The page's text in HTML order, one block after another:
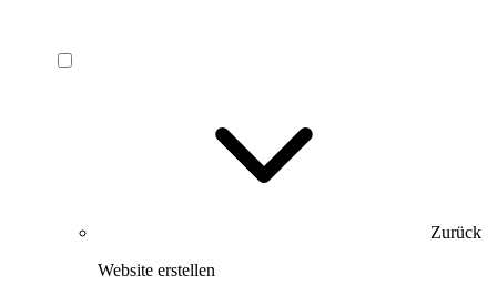
Zurück
Website erstellen